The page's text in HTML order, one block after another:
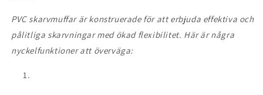
PVC skarvmuffar är konstruerade för att erbjuda effektiva och
pålitliga skarvningar med ökad flexibilitet. Här är några
nyckelfunktioner att överväga: